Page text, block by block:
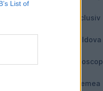
List of
Exclusiv
Moldova
Horoscop
Vremea